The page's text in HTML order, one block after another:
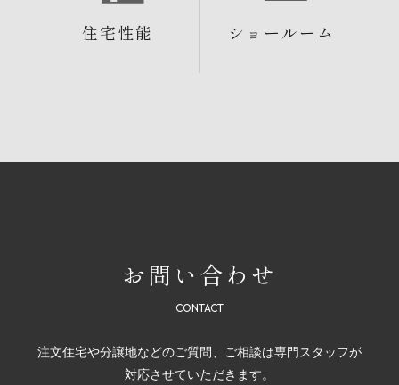
住宅性能 ショールーム
お問い合わせ
注文住宅や分譲地などのご質問、ご相談は専門スタッフが
対応させていただきます。